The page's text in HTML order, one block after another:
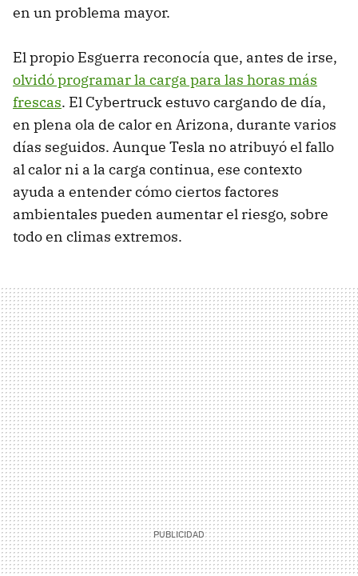
en un problema mayor.
El propio Esguerra reconocía que, antes de irse,
olvidó programar la carga para las horas más
frescas. El Cybertruck estuvo cargando de día,
en plena ola de calor en Arizona, durante varios
días seguidos. Aunque Tesla no atribuyó el fallo
al calor ni a la carga continua, ese contexto
ayuda a entender cómo ciertos factores
ambientales pueden aumentar el riesgo, sobre
todo en climas extremos.